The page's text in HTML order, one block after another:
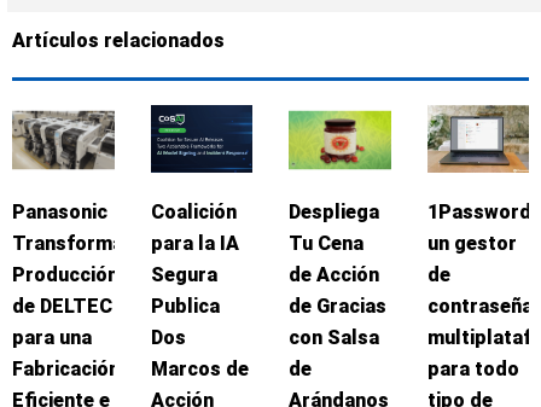
Artículos relacionados
Panasonic
Transforma
Producción
de DELTEC
para una
Fabricación
Eficiente e
Coalición
para la IA
Segura
Publica
Dos
Marcos de
Acción
Despliega
Tu Cena
de Acción
de Gracias
con Salsa
de
Arándanos
1Password:
un gestor
de
para todo
tipo de